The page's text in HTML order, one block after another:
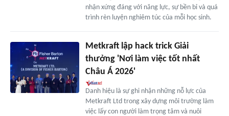
nhận xứng đáng với năng lực, sự bền bỉ và quá
trình rèn luyện nghiêm túc của mỗi học sinh.
Metkraft lập hack trick Giải
thưởng 'Nơi làm việc tốt nhất
Châu Á 2026'
Danh hiệu là sự ghi nhận những nỗ lực của
Metkraft Ltd trong xây dựng môi trường làm
việc lấy con người làm trọng tâm và nuôi